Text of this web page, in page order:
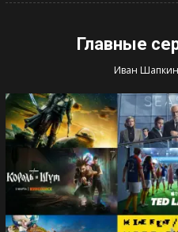
Главные
Иван Шапкин